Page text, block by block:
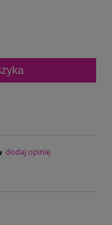
dodaj opinię